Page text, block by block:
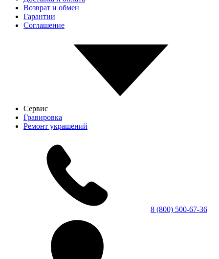
Возврат и обмен
Гарантии
Соглашение
Сервис
Гравировка
Ремонт украшений
8 (800) 500-67-36